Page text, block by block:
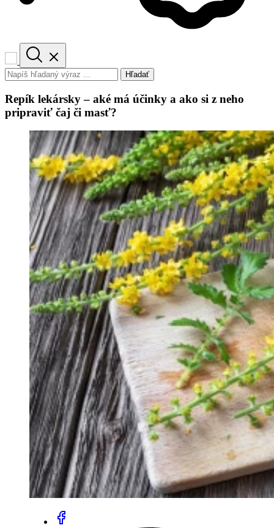
Hľadať
Repík lekársky – aké má účinky a ako si z neho
pripraviť čaj či masť?